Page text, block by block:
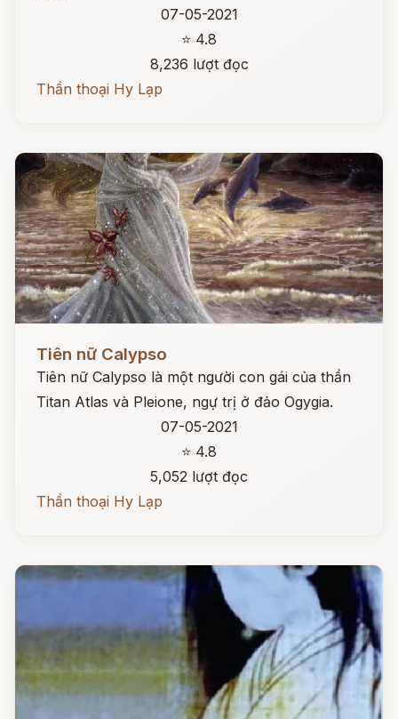
07-05-2021
⭐ 4.8
8,236 lượt đọc
Thần thoại Hy Lạp
Tiên nữ Calypso
Tiên nữ Calypso là một người con gái của thần
Titan Atlas và Pleione, ngự trị ở đảo Ogygia.
07-05-2021
⭐ 4.8
5,052 lượt đọc
Thần thoại Hy Lạp